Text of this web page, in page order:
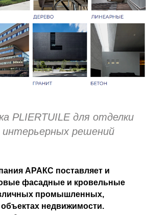
PLIERTUILE для отделки
интерьерных решений
АРАКС поставляет и
фасадные и кровельные
промышленных,
недвижимости.